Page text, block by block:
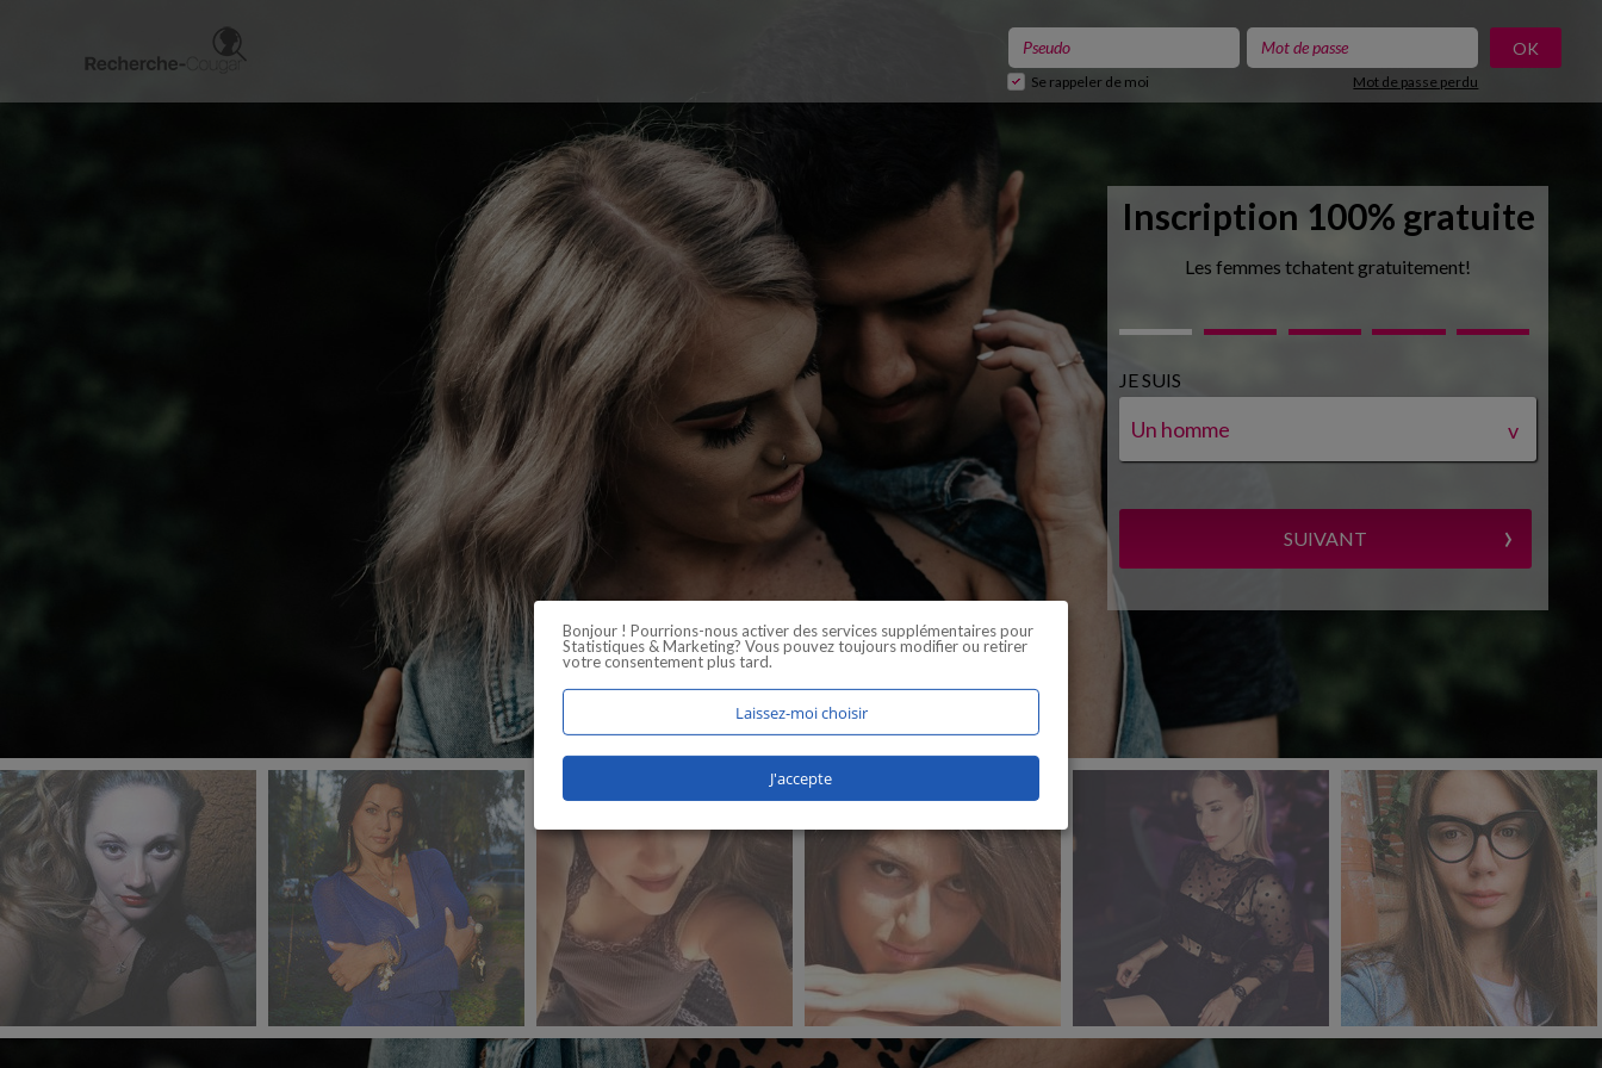
Se rappeler de moi Mot de passe perdu
Inscription 100% gratuite
Les femmes tchatent gratuitement!
JE SUIS
Un homme v
SUIVANT ›
Bonjour ! Pourrions-nous activer des services supplémentaires pour
Statistiques & Marketing? Vous pouvez toujours modifier ou retirer
votre consentement plus tard.
Laissez-moi choisir
J'accepte